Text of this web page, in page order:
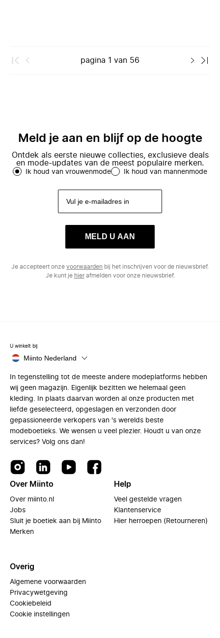
pagina 1 van 56
Meld je aan en blijf op de hoogte
Ontdek als eerste nieuwe collecties, exclusieve deals
en mode-updates van de meest populaire merken.
Ik houd van vrouwenmode Ik houd van mannenmode
MELD U AAN
Je accepteert onze voorwaarden bij het inschrijven voor de nieuwsbrief.
Je kunt je hierafmelden voor onze nieuwsbrief.
U winkelt bij
Miinto Nederland
In tegenstelling tot de meeste andere modeplatforms hebben
wij geen magazijn. Eigenlijk bezitten we helemaal geen
kleding. In plaats daarvan worden al onze producten met
liefde geselecteerd, opgeslagen en verzonden door
gepassioneerde verkopers van 's werelds beste
modeboetieks. We wensen u veel plezier. Houdt u van onze
services? Volg ons dan!
Over Miinto
Over miinto.nl
Jobs
Sluit je boetiek aan bij Miinto
Merken
Help
Veel gestelde vragen
Klantenservice
Hier herroepen (Retourneren)
Overig
Algemene voorwaarden
Privacywetgeving
Cookiebeleid
Cookie instellingen